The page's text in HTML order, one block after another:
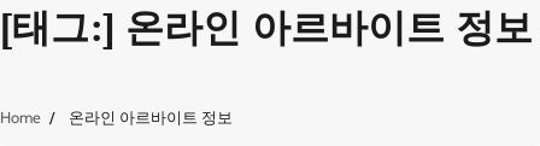
[태그:] 온라인 아르바이트 정보
Home 온라인 아르바이트 정보